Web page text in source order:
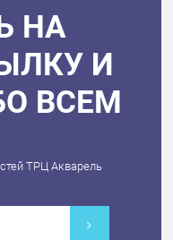
НА
И
ВСЕМ
ТРЦ Акварель